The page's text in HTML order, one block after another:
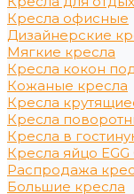
Кресла офисные
Дизайнерские
Мягкие кресла
Кресла кокон
Кожаные кресла
Кресла
Кресла
Кресла в
Кресла яйцо EGG
Распродажа
Большие кресла